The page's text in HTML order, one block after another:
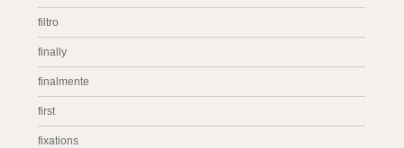
filtro
finally
finalmente
first
fixations